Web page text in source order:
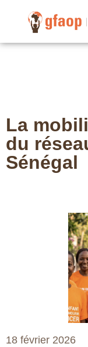
La
du
Sénégal
18 février 2026